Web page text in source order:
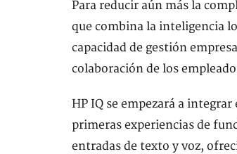
Para reducir aún más la
que combina la inteligencia
capacidad de gestión
colaboración de los
HP IQ se empezará a
primeras experiencias de
entradas de texto y voz,